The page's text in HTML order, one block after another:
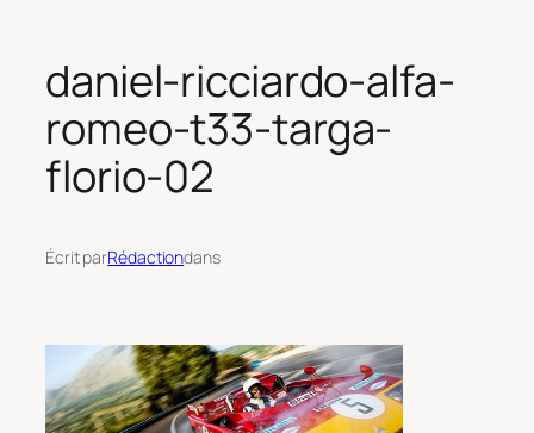
daniel-ricciardo-alfa-
romeo-t33-targa-
florio-02
Écrit parRédactiondans